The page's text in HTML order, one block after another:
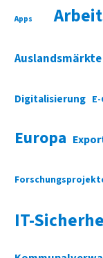
Apps
Auslandsmärkte
Digitalisierung
Europa
IT-